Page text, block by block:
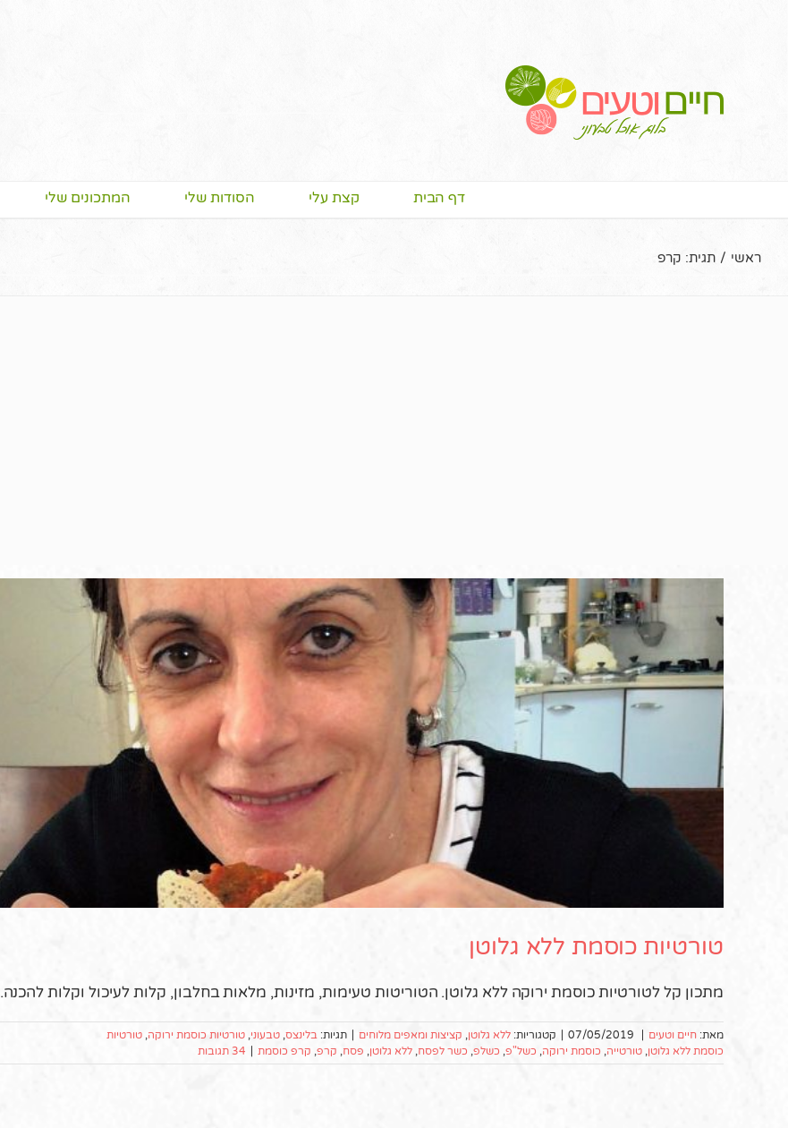
דף הבית קצת עלי הסודות שלי המתכונים שלי
ראשי / תגית: קרפ
טורטיות כוסמת ללא גלוטן
מתכון קל לטורטיות כוסמת ירוקה ללא גלוטן. הטוריטות טעימות, מזינות, מלאות בחלבון, קלות לעיכול וקלות להכנה.
מאת: חיים וטעים |
07/05/2019
| קטגוריות: ללא גלוטן קציצות ומאפים מלוחים | תגיות: בלינצס טבעוני טורטיות כוסמת ירוקה טורטיות
כוסמת ללא גלוטן טורטייה כוסמת ירוקה כשל"פ כשלפ כשר לפסח ללא גלוטן פסח קרפ קרפ כוסמת | 34 תגובות